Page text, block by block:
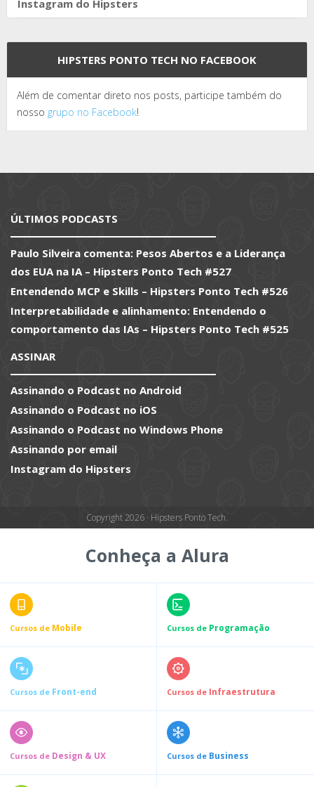
Instagram do Hipsters
HIPSTERS PONTO TECH NO FACEBOOK
Além de comentar direto nos posts, participe também do
nosso grupo no Facebook!
ÚLTIMOS PODCASTS
Paulo Silveira comenta: Pesos Abertos e a Liderança
dos EUA na IA – Hipsters Ponto Tech #527
Entendendo MCP e Skills – Hipsters Ponto Tech #526
Interpretabilidade e alinhamento: Entendendo o
comportamento das IAs – Hipsters Ponto Tech #525
ASSINAR
Assinando o Podcast no Android
Assinando o Podcast no iOS
Assinando o Podcast no Windows Phone
Assinando por email
Instagram do Hipsters
Copyright 2026 · Hipsters Ponto Tech.
Conheça a Alura
Cursos de Mobile Cursos de Programação
Cursos de Front-end Cursos de Infraestrutura
Cursos de Design & UX Cursos de Business